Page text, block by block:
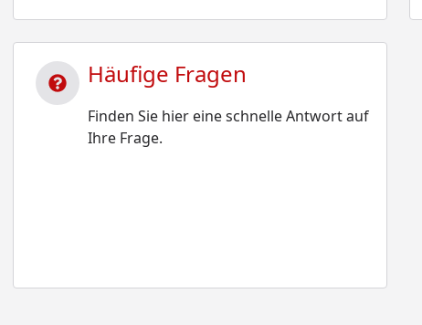
Häufige Fragen
Finden Sie hier eine schnelle Antwort auf
Ihre Frage.